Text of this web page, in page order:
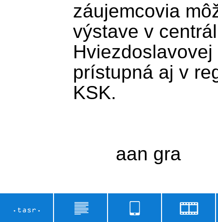
záujemcovia
výstave v
prístupná aj v
KSK.